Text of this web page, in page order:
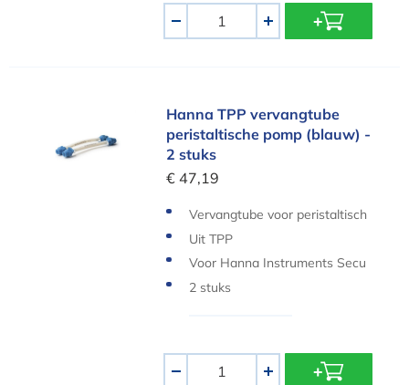
+
Hanna TPP vervangtube peristaltische pomp
Hanna TPP vervangtube
peristaltische pomp (blauw) -
2 stuks
€ 47,19
Vervangtube voor peristaltisch
e pomp
Uit TPP
Voor Hanna Instruments Secu
rity Pool Plus
2 stuks
- +